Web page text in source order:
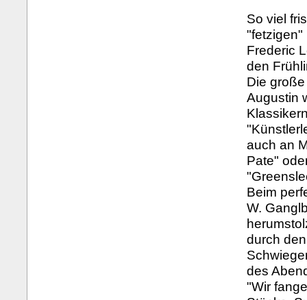
So viel
"fetzigen"
Frederic
den
Die
Augustin
auch an
Pate"
Beim
W.
durch
des
"Wir